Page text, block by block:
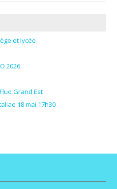
et lycée
2026
Grand Est
18 mai 17h30